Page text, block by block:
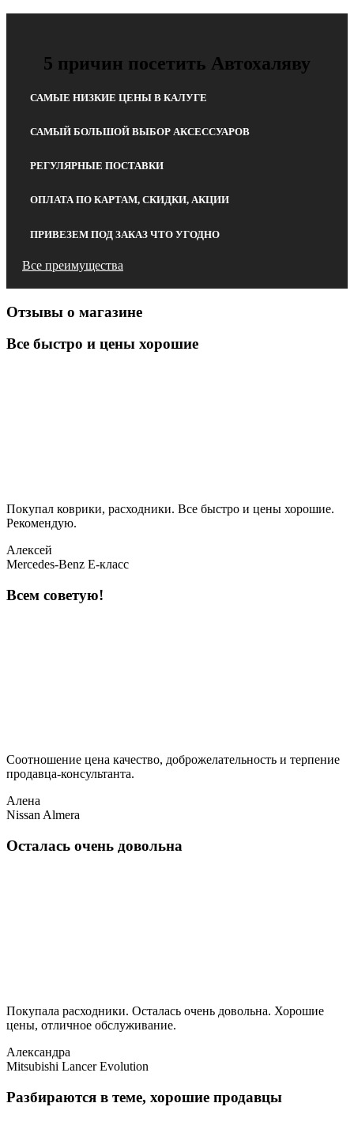
5 причин посетить Автохаляву
САМЫЕ НИЗКИЕ ЦЕНЫ В КАЛУГЕ
САМЫЙ БОЛЬШОЙ ВЫБОР АКСЕССУАРОВ
РЕГУЛЯРНЫЕ ПОСТАВКИ
ОПЛАТА ПО КАРТАМ, СКИДКИ, АКЦИИ
ПРИВЕЗЕМ ПОД ЗАКАЗ ЧТО УГОДНО
Все преимущества
Отзывы о магазине
Все быстро и цены хорошие
Покупал коврики, расходники. Все быстро и цены хорошие.
Рекомендую.
Алексей
Mercedes-Benz E-класс
Всем советую!
Соотношение цена качество, доброжелательность и терпение
продавца-консультанта.
Алена
Nissan Almera
Осталась очень довольна
Покупала расходники. Осталась очень довольна. Хорошие
цены, отличное обслуживание.
Александра
Mitsubishi Lancer Evolution
Разбираются в теме, хорошие продавцы